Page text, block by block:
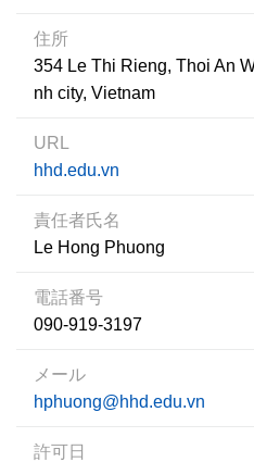
住所
354 Le Thi Rieng, Thoi An
nh city, Vietnam
URL
hhd.edu.vn
責任者氏名
Le Hong Phuong
電話番号
090-919-3197
メール
hphuong@hhd.edu.vn
許可日